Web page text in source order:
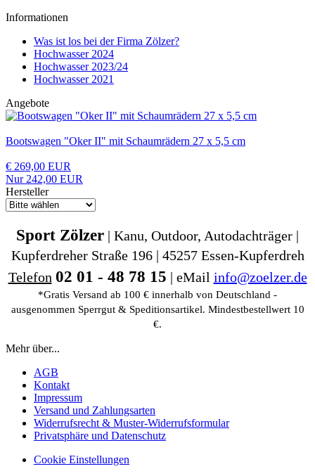
Informationen
Was ist los bei der Firma Zölzer?
Hochwasser 2024
Hochwasser 2023/24
Hochwasser 2021
Angebote
Bootswagen "Oker II" mit Schaumrädern 27 x 5,5 cm
€ 269,00 EUR
Nur 242,00 EUR
Hersteller
Sport Zölzer | Kanu, Outdoor, Autodachträger |
Kupferdreher Straße 196 | 45257 Essen-Kupferdreh
Telefon 02 01 - 48 78 15 | eMail info@zoelzer.de
*Gratis Versand ab 100 € innerhalb von Deutschland -
ausgenommen Sperrgut & Speditionsartikel. Mindestbestellwert 10
€.
Mehr über...
AGB
Kontakt
Impressum
Versand und Zahlungsarten
Widerrufsrecht & Muster-Widerrufsformular
Privatsphäre und Datenschutz
Cookie Einstellungen